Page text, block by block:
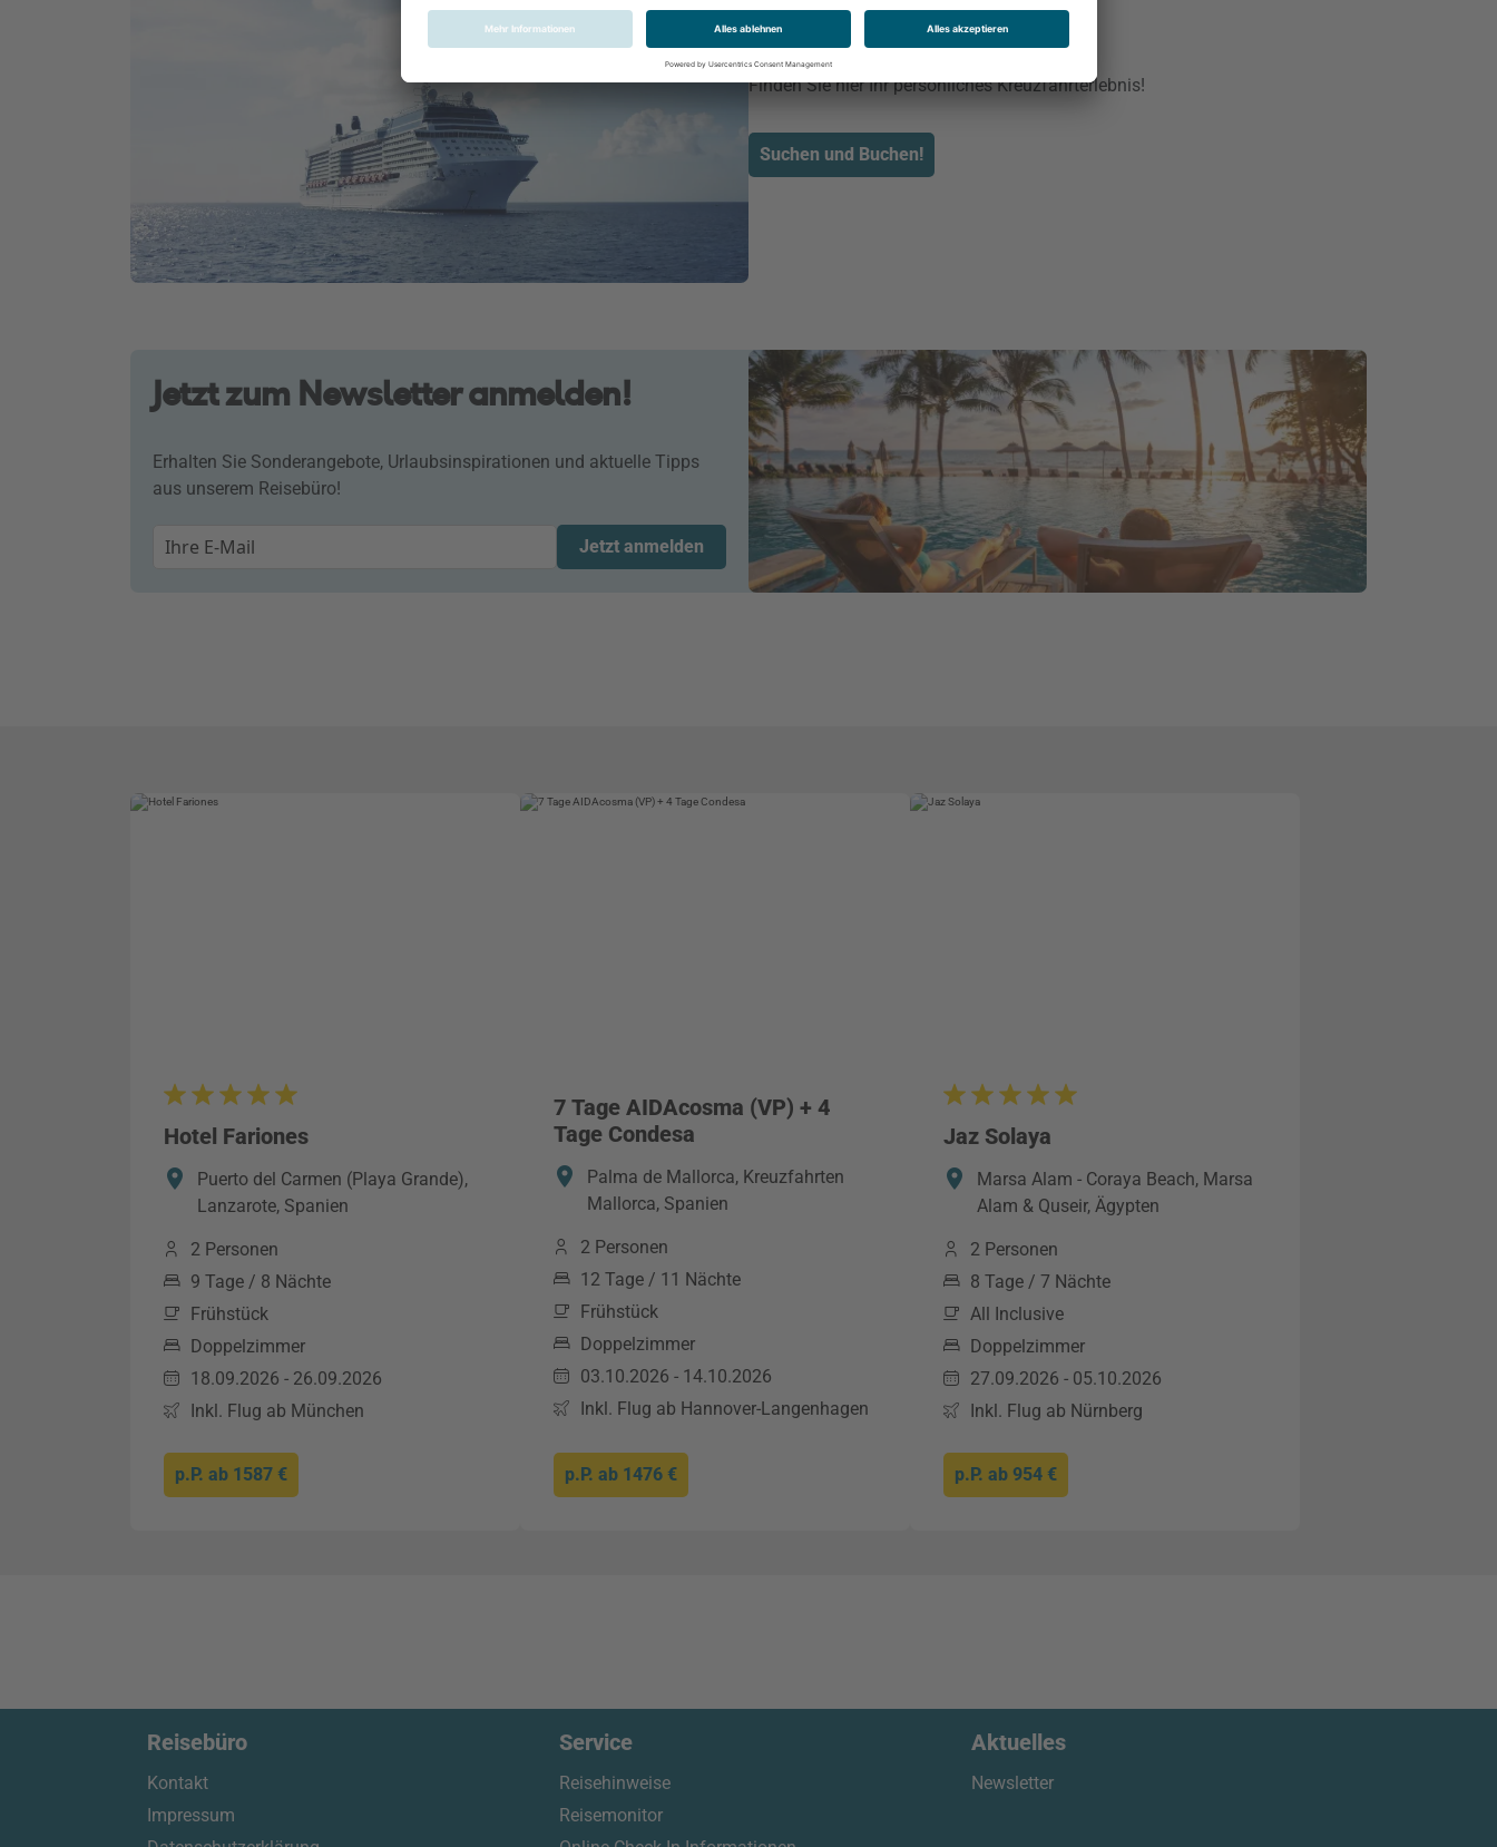
Kreuzfahrtenfinder
Finden Sie hier Ihr persönliches Kreuzfahrterlebnis!
Suchen und Buchen!
Jetzt zum Newsletter anmelden!
Erhalten Sie Sonderangebote, Urlaubsinspirationen und aktuelle Tipps
aus unserem Reisebüro!
Jetzt anmelden
Hotel Fariones
Puerto del Carmen (Playa Grande),
Lanzarote, Spanien
2 Personen
9 Tage / 8 Nächte
Frühstück
Doppelzimmer
18.09.2026 - 26.09.2026
Inkl. Flug ab München
p.P. ab 1587 €
7 Tage AIDAcosma (VP) + 4
Tage Condesa
Palma de Mallorca, Kreuzfahrten
Mallorca, Spanien
2 Personen
12 Tage / 11 Nächte
Frühstück
Doppelzimmer
03.10.2026 - 14.10.2026
Inkl. Flug ab Hannover-Langenhagen
p.P. ab 1476 €
Jaz Solaya
Marsa Alam - Coraya Beach, Marsa
Alam & Quseir, Ägypten
2 Personen
8 Tage / 7 Nächte
All Inclusive
Doppelzimmer
27.09.2026 - 05.10.2026
Inkl. Flug ab Nürnberg
p.P. ab 954 €
Reisebüro
Kontakt
Impressum
Service
Reisehinweise
Reisemonitor
Aktuelles
Newsletter